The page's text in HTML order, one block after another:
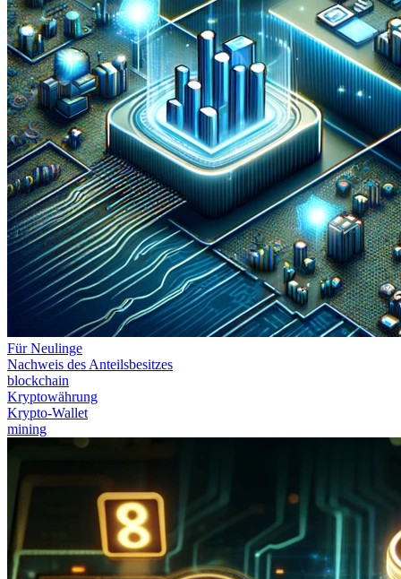
Für Neulinge
Nachweis des Anteilsbesitzes
blockchain
Kryptowährung
Krypto-Wallet
mining